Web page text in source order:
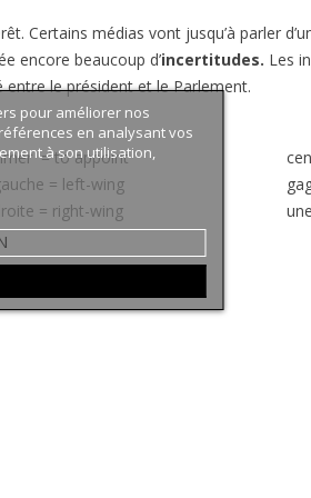
Certains médias vont jusqu’à parler
encore beaucoup d’incertitudes. Les
entre le président et le Parlement.
= to appoint
= left-wing
= right-wing
pour améliorer nos
en analysant vos
à son utilisation,